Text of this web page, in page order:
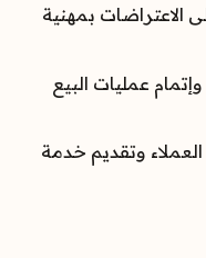
الاعتراضات بمهنية
عمليات البيع
وتقديم خدمة